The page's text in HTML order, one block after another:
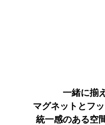
一緒に揃
マグネットとフ
統一感のある空